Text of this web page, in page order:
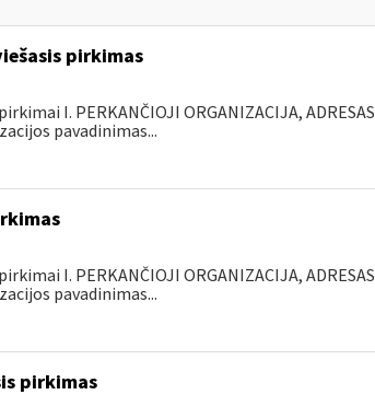
pirkimas
I. PERKANČIOJI ORGANIZACIJA, ADRESAS
pavadinimas...
I. PERKANČIOJI ORGANIZACIJA, ADRESAS
pavadinimas...
pirkimas